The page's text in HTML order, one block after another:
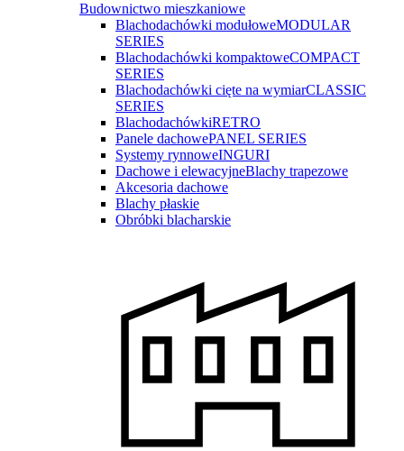
Budownictwo mieszkaniowe
Blachodachówki modułoweMODULAR
SERIES
Blachodachówki kompaktoweCOMPACT
SERIES
Blachodachówki cięte na wymiarCLASSIC
SERIES
BlachodachówkiRETRO
Panele dachowePANEL SERIES
Systemy rynnoweINGURI
Dachowe i elewacyjneBlachy trapezowe
Akcesoria dachowe
Blachy płaskie
Obróbki blacharskie